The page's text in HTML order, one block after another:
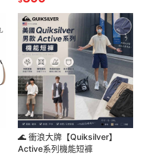
🌊 衝浪大牌【Quiksilver】
Active系列機能短褲